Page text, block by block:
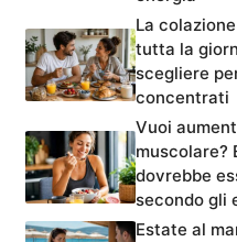
La
tutta la
scegliere
concentrati
Vuoi
muscolare?
dovrebbe
secondo gli
Estate al